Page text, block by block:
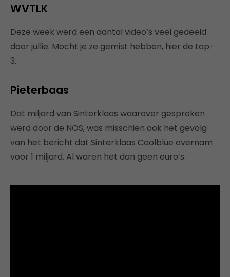
WVTLK
Deze week werd een aantal video’s veel gedeeld
door jullie. Mocht je ze gemist hebben, hier de top-
3.
Pieterbaas
Dat miljard van Sinterklaas waarover gesproken
werd door de NOS, was misschien ook het gevolg
van het bericht dat Sinterklaas Coolblue overnam
voor 1 miljard. Al waren het dan geen euro’s.